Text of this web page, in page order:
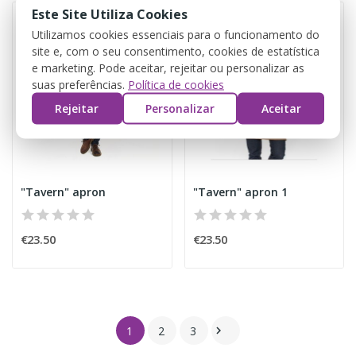
"Tavern" apron
€23.50
"Tavern" apron 1
€23.50
1 2 3 
Este Site Utiliza Cookies
Utilizamos cookies essenciais para o funcionamento do
site e, com o seu consentimento, cookies de estatística
e marketing. Pode aceitar, rejeitar ou personalizar as
suas preferências. Política de cookies
Rejeitar
Personalizar Aceitar